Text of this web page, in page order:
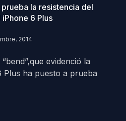
la resistencia del
6 Plus
2014
evidenció la
Plus ha puesto a prueba